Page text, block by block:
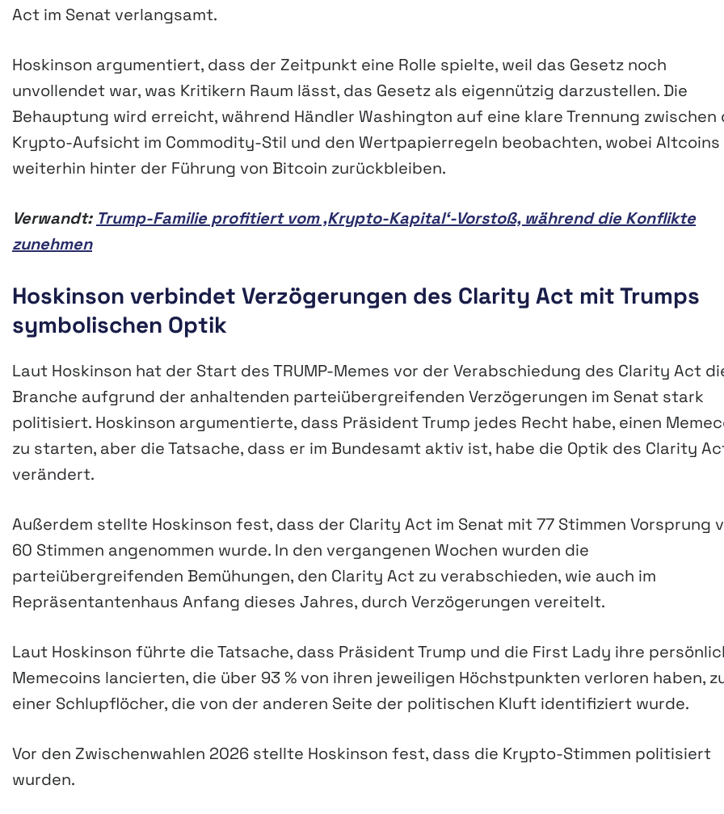
Act im Senat verlangsamt.
Hoskinson argumentiert, dass der Zeitpunkt eine Rolle spielte, weil das Gesetz noch
unvollendet war, was Kritikern Raum lässt, das Gesetz als eigennützig darzustellen. Die
Behauptung wird erreicht, während Händler Washington auf eine klare Trennung zwischen
Krypto-Aufsicht im Commodity-Stil und den Wertpapierregeln beobachten, wobei Altcoins
weiterhin hinter der Führung von Bitcoin zurückbleiben.
Verwandt: Trump-Familie profitiert vom ‚Krypto-Kapital‘-Vorstoß, während die Konflikte
zunehmen
Hoskinson verbindet Verzögerungen des Clarity Act mit Trumps
symbolischen Optik
Laut Hoskinson hat der Start des TRUMP-Memes vor der Verabschiedung des Clarity Act
Branche aufgrund der anhaltenden parteiübergreifenden Verzögerungen im Senat stark
politisiert. Hoskinson argumentierte, dass Präsident Trump jedes Recht habe, einen
zu starten, aber die Tatsache, dass er im Bundesamt aktiv ist, habe die Optik des Clarity
verändert.
Außerdem stellte Hoskinson fest, dass der Clarity Act im Senat mit 77 Stimmen Vorsprung
60 Stimmen angenommen wurde. In den vergangenen Wochen wurden die
parteiübergreifenden Bemühungen, den Clarity Act zu verabschieden, wie auch im
Repräsentantenhaus Anfang dieses Jahres, durch Verzögerungen vereitelt.
Laut Hoskinson führte die Tatsache, dass Präsident Trump und die First Lady ihre
Memecoins lancierten, die über 93 % von ihren jeweiligen Höchstpunkten verloren haben,
einer Schlupflöcher, die von der anderen Seite der politischen Kluft identifiziert wurde.
Vor den Zwischenwahlen 2026 stellte Hoskinson fest, dass die Krypto-Stimmen politisiert
wurden.